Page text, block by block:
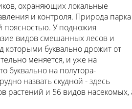
охраняющих локальные
и контроля. Природа парка
поясностью. У подножия
видов смешанных лесов и
которыми буквально дрожит от
меняется, и уже на
буквально на полутора-
назвать скудной - здесь
растений и 56 видов насекомых,